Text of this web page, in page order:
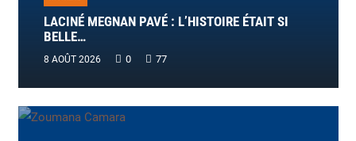
LACINÉ MEGNAN PAVÉ : L’HISTOIRE ÉTAIT SI
BELLE…
8 AOÛT 2026 0 77